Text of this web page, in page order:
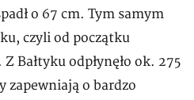
o 67 cm. Tym samym
czyli od początku
Bałtyku odpłynęło ok. 275
zapewniają o bardzo